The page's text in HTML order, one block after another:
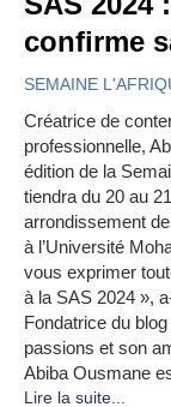
confirme
SEMAINE
Créatrice de
professionnelle,
édition de la
tiendra du 20 au
arrondissement
à l’Université
vous exprimer
à la SAS 2024 »,
Fondatrice du
passions et son
Abiba Ousmane
Lire la suite...